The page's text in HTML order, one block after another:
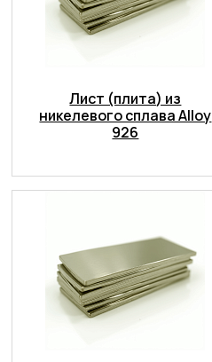
Лист (плита) из
никелевого сплава Alloy
926